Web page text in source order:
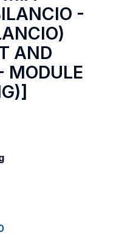
-
AND
MODULE